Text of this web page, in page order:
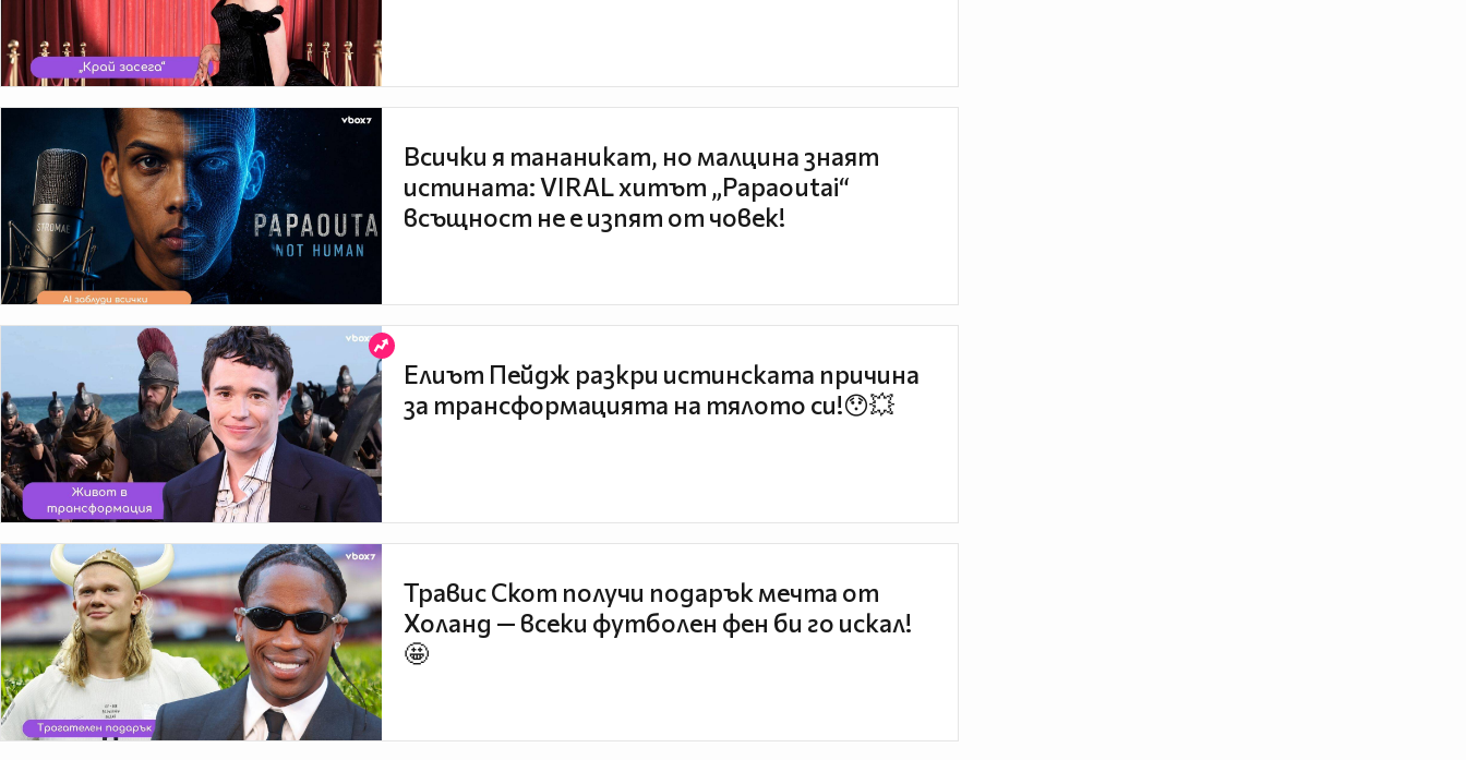
Всички я тананикат, но малцина знаят
истината: VIRAL хитът „Papaoutai“
всъщност не е изпят от човек!
Елиът Пейдж разкри истинската причина
за трансформацията на тялото си!😯💥
Травис Скот получи подарък мечта от
Холанд — всеки футболен фен би го искал!
🤩